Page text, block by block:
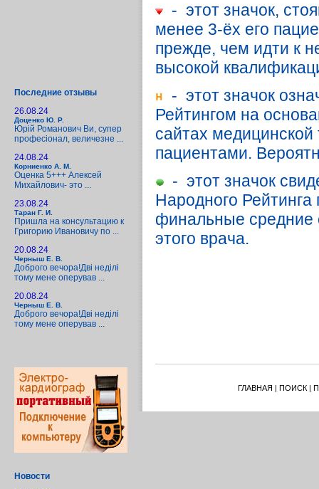
Последние отзывы
26.08.24
Доценко Ю. Р.
Юрій Романович Ви, супер
професіонал, величезне ...
24.08.24
Корниенко А. М.
Оценка 5+++ Алексей
Михайлович- это ...
23.08.24
Таран Г. И.
Пришла на консультацию к
Григорию Ивановичу по ...
20.08.24
Черныш Е. В.
Доброго вечора!Дві неділі
тому мене оперував ...
20.08.24
Черныш Е. В.
Доброго вечора!Дві неділі
тому мене оперував ...
Новости
- этот значок,
менее 3-ёх его
прежде, чем идти к
высокой
- этот значок
Рейтингом на
сайтах
пациентами.
- этот значок
Народного Рейтинга
финальные средние
этого врача.
ГЛАВНАЯ | ПОИСК|